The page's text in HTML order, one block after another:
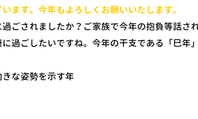
ます。今年もよろしくお願いいたします。
ごされましたか？ご家族で今年の抱負等話さ
過ごしたいですね。今年の干支である「巳年
な姿勢を示す年